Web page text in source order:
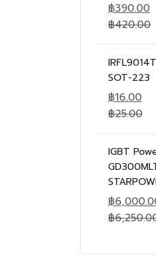
฿390.00
฿420.00
SOT-223
฿16.00
฿25.00
IGBT
฿
฿